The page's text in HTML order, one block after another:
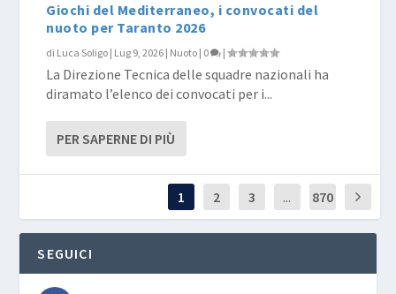
Giochi del Mediterraneo, i convocati del
nuoto per Taranto 2026
di Luca Soligo | Lug 9, 2026 | Nuoto | 0 |
La Direzione Tecnica delle squadre nazionali ha
diramato l’elenco dei convocati per i...
PER SAPERNE DI PIÙ
1 2 3 ... 870
SEGUICI